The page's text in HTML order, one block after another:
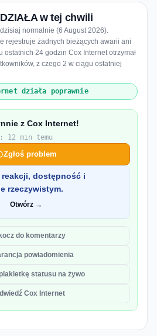
w tej chwili
normalnie (6 August 2026).
rejestruje żadnych bieżących awarii ani
ostatnich 24 godzin Cox Internet otrzymał
z czego 2 w ciągu ostatniej
działa poprawnie
z Cox Internet!
12 min temu
Zgłoś problem
reakcji, dostępność i
rzeczywistym.
Otwórz →
do komentarzy
powiadomienia
statusu na żywo
Cox Internet